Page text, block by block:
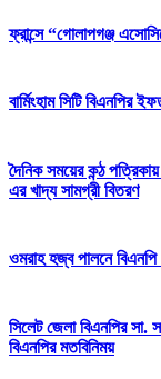
ফ্রান্সে “গোলাপগঞ্জ
বার্মিংহাম সিটি বিএনপির
দৈনিক সময়ের কন্ঠ
এর খাদ্য সামগ্রী বিতরণ
ওমরাহ হজ্ব পালনে
সিলেট জেলা বিএনপির সা.
বিএনপির মতবিনিময়